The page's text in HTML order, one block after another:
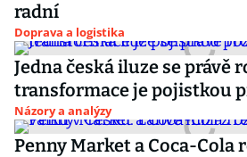
radní
Doprava a logistika
Jedna česká iluze se právě
transformace je pojistkou
Názory a analýzy
Penny Market a Coca-Cola